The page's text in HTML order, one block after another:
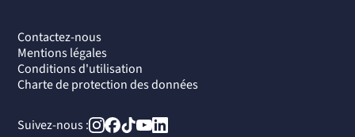
Contactez-nous
Mentions légales
Conditions d'utilisation
Charte de protection des données
Suivez-nous :